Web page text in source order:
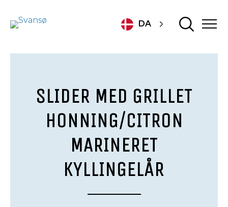
DA
SLIDER MED GRILLET
HONNING/CITRON
MARINERET
KYLLINGELÅR